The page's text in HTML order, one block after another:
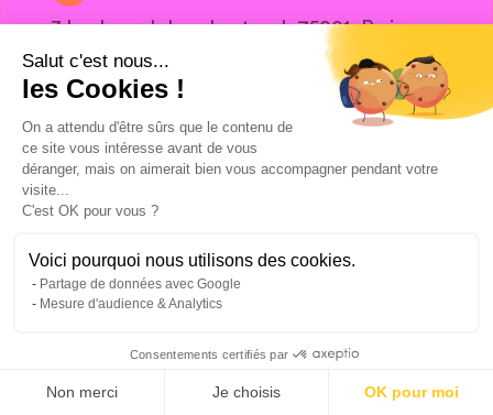
3 boulevard de sebastopol, 75001, Paris
©Copyright 2024. All rights reserved.
Parler à un expert Growth Hacking
Agence Facebook Ads
Agence LinkedIn Ads
Agence Prospection Digitale
Salut c'est nous...
les Cookies !
On a attendu d'être sûrs que le contenu de
ce site vous intéresse avant de vous
déranger, mais on aimerait bien vous accompagner pendant votre
visite...
C'est OK pour vous ?
Voici pourquoi nous utilisons des cookies.
Partage de données avec Google
Mesure d'audience & Analytics
Consentements certifiés par
Non merci Je choisis OK pour moi